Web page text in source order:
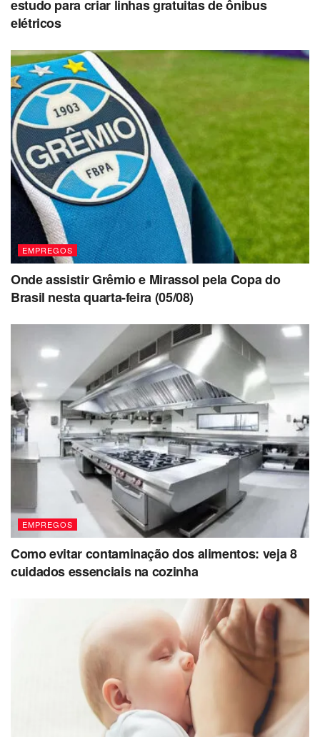
estudo para criar linhas gratuitas de ônibus
elétricos
EMPREGOS
Onde assistir Grêmio e Mirassol pela Copa do
Brasil nesta quarta-feira (05/08)
EMPREGOS
Como evitar contaminação dos alimentos: veja 8
cuidados essenciais na cozinha